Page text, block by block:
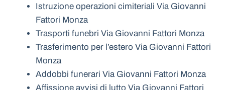
Istruzione operazioni cimiteriali Via Giovanni
Fattori Monza
Trasporti funebri Via Giovanni Fattori Monza
Trasferimento per l’estero Via Giovanni Fattori
Monza
Addobbi funerari Via Giovanni Fattori Monza
Affissione avvisi di lutto Via Giovanni Fattori